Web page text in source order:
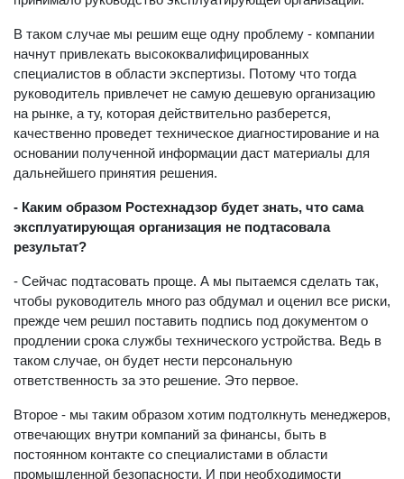
В таком случае мы решим еще одну проблему - компании
начнут привлекать высококвалифицированных
специалистов в области экспертизы. Потому что тогда
руководитель привлечет не самую дешевую организацию
на рынке, а ту, которая действительно разберется,
качественно проведет техническое диагностирование и на
основании полученной информации даст материалы для
дальнейшего принятия решения.
- Каким образом Ростехнадзор будет знать, что сама
эксплуатирующая организация не подтасовала
результат?
- Сейчас подтасовать проще. А мы пытаемся сделать так,
чтобы руководитель много раз обдумал и оценил все риски,
прежде чем решил поставить подпись под документом о
продлении срока службы технического устройства. Ведь в
таком случае, он будет нести персональную
ответственность за это решение. Это первое.
Второе - мы таким образом хотим подтолкнуть менеджеров,
отвечающих внутри компаний за финансы, быть в
постоянном контакте со специалистами в области
промышленной безопасности. И при необходимости